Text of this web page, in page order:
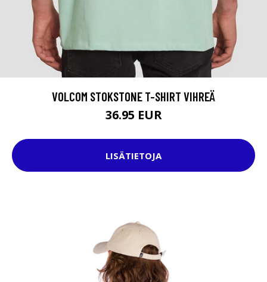
VOLCOM STOKSTONE T-SHIRT VIHREÄ
36.95 EUR
LISÄTIETOJA